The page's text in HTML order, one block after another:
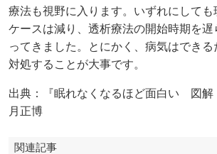
療法も視野に入ります。いずれにしても
ケースは減り、透析療法の開始時期を
ってきました。とにかく、病気はできる
対処することが大事です。
出典：『眠れなくなるほど面白い 図
月正博
関連記事